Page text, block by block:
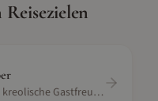
Tropische Strände und kreolische Gastfreundschaft